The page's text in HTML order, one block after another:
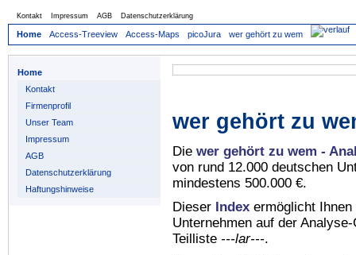
Kontakt Impressum AGB Datenschutzerklärung
Home Access-Treeview Access-Maps picoJura wer gehört zu wem
Home
Kontakt
Firmenprofil
Unser Team
Impressum
AGB
Datenschutzerklärung
Haftungshinweise
wer gehört zu
Die wer gehört zu wem -
von rund 12.000 deutschen
mindestens 500.000 €.
Dieser Index ermöglicht
Unternehmen auf der
Teilliste ---lar---.